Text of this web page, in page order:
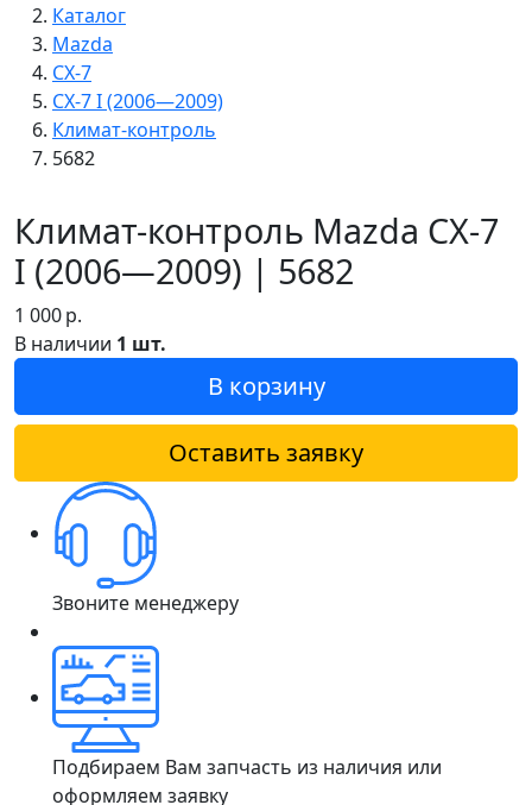
Каталог
Mazda
CX-7
CX-7 I (2006—2009)
Климат-контроль
5682
Климат-контроль Mazda CX-7
I (2006—2009) | 5682
1 000р.
В наличии 1 шт.
В корзину
Оставить заявку
Звоните менеджеру
Подбираем Вам запчасть из наличия или
оформляем заявку